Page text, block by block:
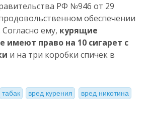
РФ №946 от 29
обеспечении
ему, курящие
имеют право на 10 сигарет с
и на три коробки спичек в
табак вред курения вред никотина